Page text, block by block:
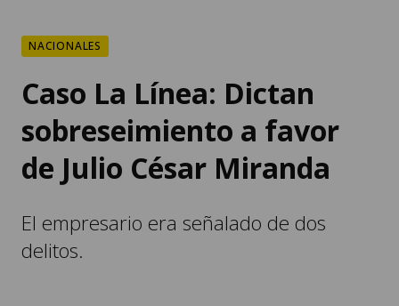
NACIONALES
Caso La Línea: Dictan
sobreseimiento a favor
de Julio César Miranda
El empresario era señalado de dos
delitos.